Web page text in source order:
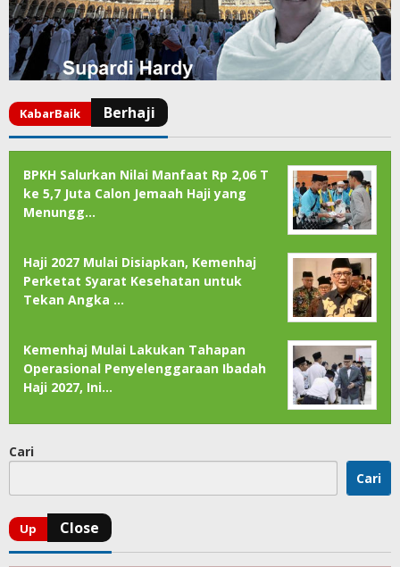
BPKH Salurkan Nilai Manfaat Rp 2,06 T
ke 5,7 Juta Calon Jemaah Haji yang
Menungg…
Haji 2027 Mulai Disiapkan, Kemenhaj
Perketat Syarat Kesehatan untuk
Tekan Angka …
Kemenhaj Mulai Lakukan Tahapan
Operasional Penyelenggaraan Ibadah
Haji 2027, Ini…
Cari
Cari